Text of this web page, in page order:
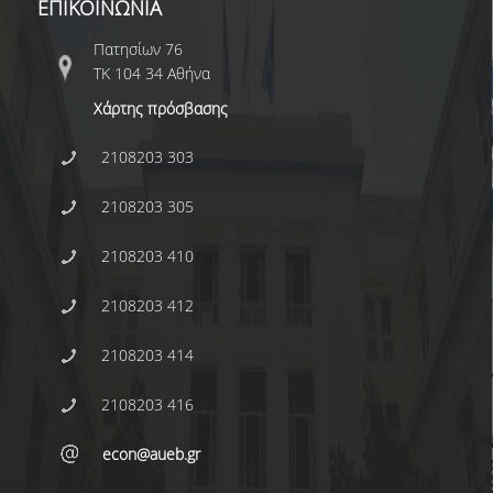
ΕΠΙΣΤΗΜΟΝΙΚΟΙ ΣΥΝΕΡΓΑΤΕΣ
ΜΑΘΗΜΑΤΑ ΠΡΟΓΡΑΜΜΑΤΟΣ ΣΠΟΥΔΩΝ
ΜΑΘΗΜΑΤΑ ΕΛΕΥΘΕΡΗΣ ΕΠΙΛΟΓΗΣ ΑΠΟ
ΕΠΙΚΟΙΝΩΝΙΑ
Πατησίων 76
ΤΚ 104 34 Αθήνα
Χάρτης πρόσβασης
2108203 303
2108203 305
2108203 410
2108203 412
2108203 414
2108203 416
econ@aueb.gr